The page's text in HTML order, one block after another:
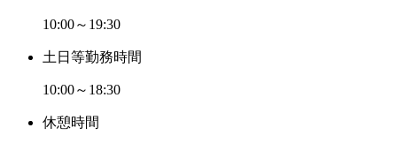
10:00～19:30
土日等勤務時間
10:00～18:30
休憩時間